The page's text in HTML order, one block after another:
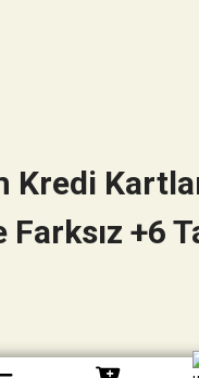
Kredi
Farksız +6